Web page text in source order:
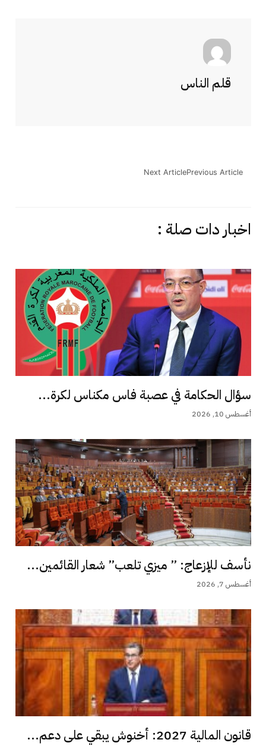
قلم الناس
Previous Article
Next Article
اخبار دات صلة :
سؤال الحكامة في عصبة فاس مكناس لكرة...
أغسطس 10, 2026
نأسف للإزعاج: ” ميزي تلعب” شعار القائمين...
أغسطس 7, 2026
قانون المالية 2027: أخنوش يبقي على دعم...